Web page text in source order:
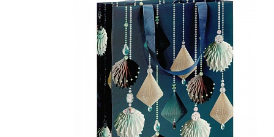
Ленты, бобины
Мы рекомендуем